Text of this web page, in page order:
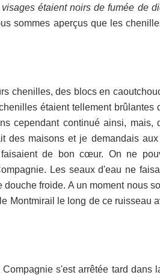
étaient noirs de fumée de
sommes aperçus que les
chenilles, des blocs en
étaient tellement brûlantes
cependant continué ainsi, mais,
des maisons et je demandais
de bon cœur. On ne
Les seaux d'eau ne
froide. A un moment nous
Montmirail le long de ce ruisseau
s'est arrêtée tard dans